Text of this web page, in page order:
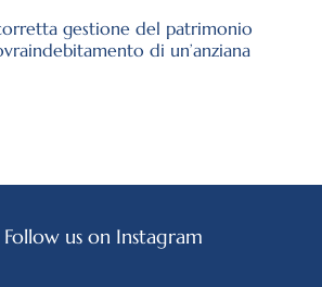
gestione del patrimonio
di un’anziana
Follow us on Instagram